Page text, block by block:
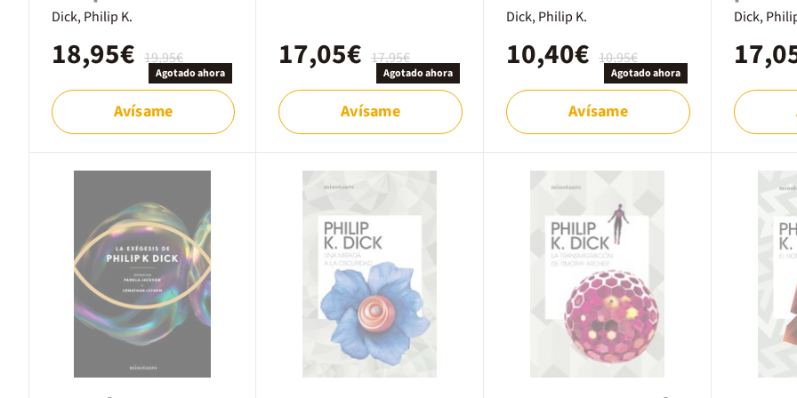
Dick, Philip K.
19,95€
18,95€ Agotado ahora
Avísame
17,95€
17,05€ Agotado ahora
Avísame
Dick, Philip K.
10,95€
10,40€ Agotado ahora
Avísame
Dick,